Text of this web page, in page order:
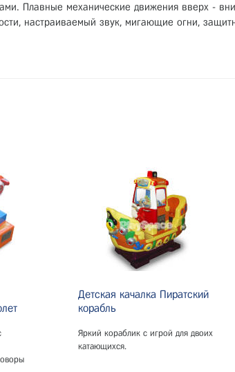
Плавные механические движения вверх -
настраиваемый звук, мигающие огни,
Детская качалка Пиратский
корабль
Яркий кораблик с игрой для двоих
катающихся.